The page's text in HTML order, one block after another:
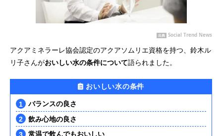
出典 Social Trend News
アクアミネラーレ協会認定のアクアソムリエ資格を持つ、鈴木ル
リ子さんがおいしい水の条件について語られました。
おいしい水の条件
バランスの良さ
飲み心地の良さ
常温で飲んでもおいしい